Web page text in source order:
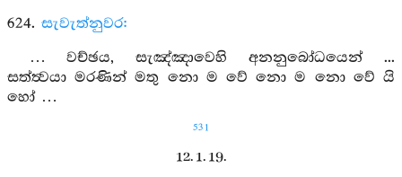
624. සැවැත්නුවර:
… වච්ඡය, සැඤ්ඤාවෙහි අනනුබෝධයෙන් ...
සත්ත්‍වයා මරණින් මතු නො ම වේ නො ම නො වේ යි
හෝ …
531
12. 1. 19.